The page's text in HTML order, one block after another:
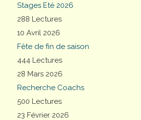
Stages Eté 2026
288 Lectures
10 Avril 2026
Fête de fin de saison
444 Lectures
28 Mars 2026
Recherche Coachs
500 Lectures
23 Février 2026